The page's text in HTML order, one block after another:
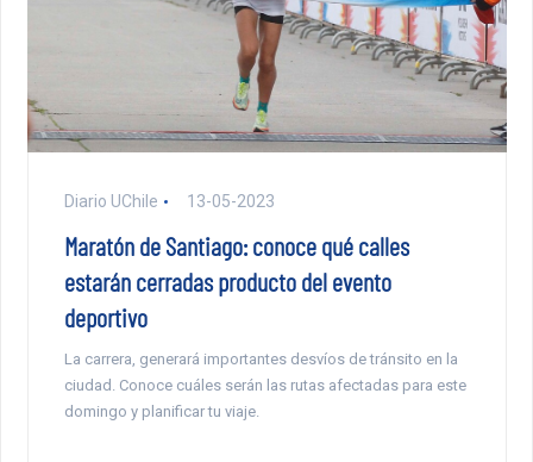
Diario UChile 13-05-2023
Maratón de Santiago: conoce qué calles
estarán cerradas producto del evento
deportivo
La carrera, generará importantes desvíos de tránsito en la
ciudad. Conoce cuáles serán las rutas afectadas para este
domingo y planificar tu viaje.